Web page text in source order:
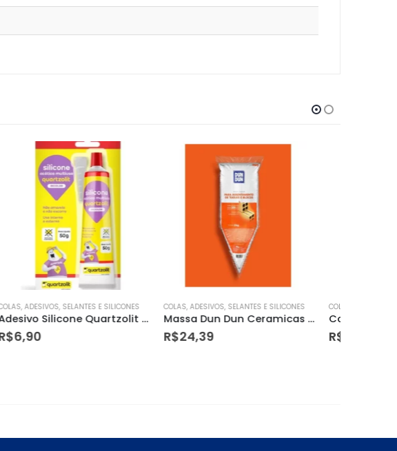
Adesivo Silicone Quartzolit 50g Incolor Bisnaga
COLAS, ADESIVOS, SELANTES E SILICONES
Massa Dun Dun Ceramicas 3kg
R$24,39
COLAS, ADESIVOS, SELANTES E SILICONES
Cola Vinilico Allchem 3,5kg
R$139,98